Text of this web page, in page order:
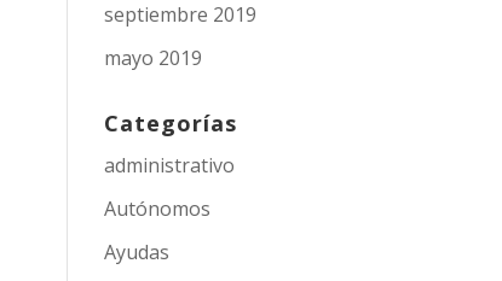
septiembre 2019
mayo 2019
Categorías
administrativo
Autónomos
Ayudas